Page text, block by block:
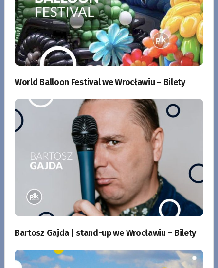
World Balloon Festival we Wrocławiu – Bilety
Bartosz Gajda | stand-up we Wrocławiu – Bilety